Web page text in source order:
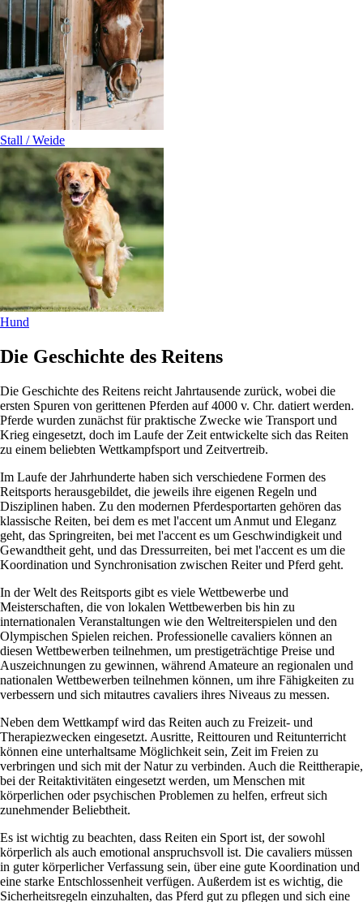
Stall / Weide
Hund
Die Geschichte des Reitens
Die Geschichte des Reitens reicht Jahrtausende zurück, wobei die
ersten Spuren von gerittenen Pferden auf 4000 v. Chr. datiert werden.
Pferde wurden zunächst für praktische Zwecke wie Transport und
Krieg eingesetzt, doch im Laufe der Zeit entwickelte sich das Reiten
zu einem beliebten Wettkampfsport und Zeitvertreib.
Im Laufe der Jahrhunderte haben sich verschiedene Formen des
Reitsports herausgebildet, die jeweils ihre eigenen Regeln und
Disziplinen haben. Zu den modernen Pferdesportarten gehören das
klassische Reiten, bei dem es met l'accent um Anmut und Eleganz
geht, das Springreiten, bei met l'accent es um Geschwindigkeit und
Gewandtheit geht, und das Dressurreiten, bei met l'accent es um die
Koordination und Synchronisation zwischen Reiter und Pferd geht.
In der Welt des Reitsports gibt es viele Wettbewerbe und
Meisterschaften, die von lokalen Wettbewerben bis hin zu
internationalen Veranstaltungen wie den Weltreiterspielen und den
Olympischen Spielen reichen. Professionelle cavaliers können an
diesen Wettbewerben teilnehmen, um prestigeträchtige Preise und
Auszeichnungen zu gewinnen, während Amateure an regionalen und
nationalen Wettbewerben teilnehmen können, um ihre Fähigkeiten zu
verbessern und sich mitautres cavaliers ihres Niveaus zu messen.
Neben dem Wettkampf wird das Reiten auch zu Freizeit- und
Therapiezwecken eingesetzt. Ausritte, Reittouren und Reitunterricht
können eine unterhaltsame Möglichkeit sein, Zeit im Freien zu
verbringen und sich mit der Natur zu verbinden. Auch die Reittherapie,
bei der Reitaktivitäten eingesetzt werden, um Menschen mit
körperlichen oder psychischen Problemen zu helfen, erfreut sich
zunehmender Beliebtheit.
Es ist wichtig zu beachten, dass Reiten ein Sport ist, der sowohl
körperlich als auch emotional anspruchsvoll ist. Die cavaliers müssen
in guter körperlicher Verfassung sein, über eine gute Koordination und
eine starke Entschlossenheit verfügen. Außerdem ist es wichtig, die
Sicherheitsregeln einzuhalten, das Pferd gut zu pflegen und sich eine